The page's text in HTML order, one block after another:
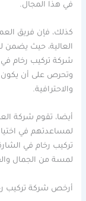
في هذا المجال.
كذلك، فإن فريق
العالية، حيث يضمن
شركة تركيب رخام
وتحرص على أن
والاحترافية.
أيضا، تقوم شركة
لمساعدتهم في
تركيب رخام في
لمسة من الجمال
أرخص شركة تركيب